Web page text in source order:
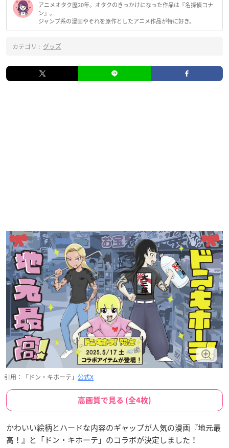
アニメオタク歴20年。オタクのきっかけになった作品は『名探偵コナ
ン』。
ジャンプ系の漫画やそれを原作としたアニメ作品が特に好き。
カテゴリ : グッズ
引用：「ドン・キホーテ」 公式X
高画質で見る (全4枚)
かわいい絵柄とハードな内容のギャップが人気の漫画『地元最
高！』と「ドン・キホーテ」のコラボが決定しました！